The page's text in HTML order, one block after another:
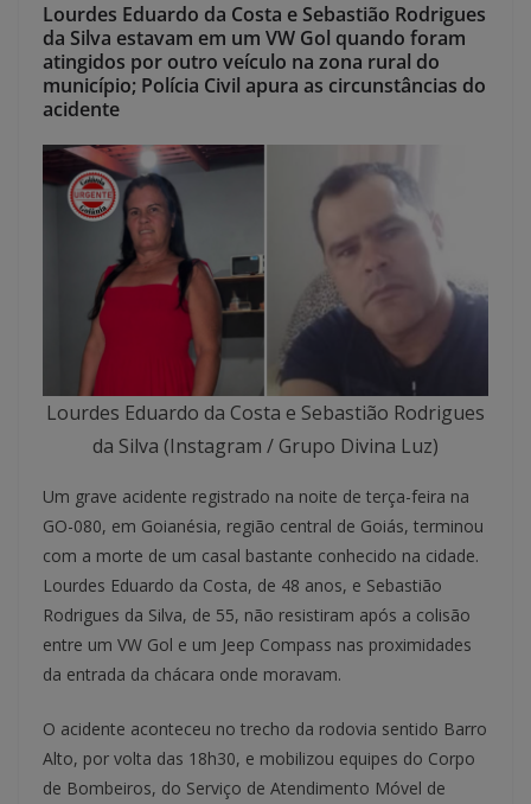
Lourdes Eduardo da Costa e Sebastião Rodrigues
da Silva estavam em um VW Gol quando foram
atingidos por outro veículo na zona rural do
município; Polícia Civil apura as circunstâncias do
acidente
Lourdes Eduardo da Costa e Sebastião Rodrigues
da Silva (Instagram / Grupo Divina Luz)
Um grave acidente registrado na noite de terça-feira na
GO-080, em Goianésia, região central de Goiás, terminou
com a morte de um casal bastante conhecido na cidade.
Lourdes Eduardo da Costa, de 48 anos, e Sebastião
Rodrigues da Silva, de 55, não resistiram após a colisão
entre um VW Gol e um Jeep Compass nas proximidades
da entrada da chácara onde moravam.
O acidente aconteceu no trecho da rodovia sentido Barro
Alto, por volta das 18h30, e mobilizou equipes do Corpo
de Bombeiros, do Serviço de Atendimento Móvel de